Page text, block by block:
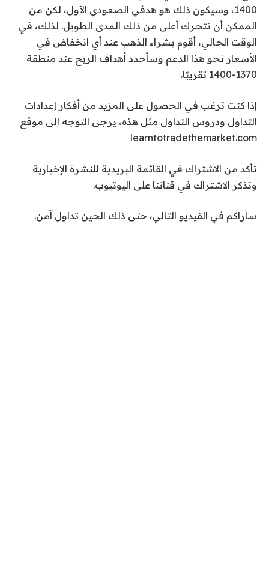
1400، وسيكون ذلك هو هدفي الصعودي الأول، لكن من
الممكن أن نتحرك أعلى من ذلك المدى الطويل. لذلك، في
الوقت الحالي، أقوم بشراء الذهب عند أي انخفاض في
الأسعار نحو هذا الدعم وسأحدد أهداف الربح عند منطقة
1370-1400 تقريبًا.
إذا كنت ترغب في الحصول على المزيد من أفكار إعدادات
التداول ودروس التداول مثل هذه، يرجى التوجه إلى موقع
learntotradethemarket.com
تأكد من الاشتراك في القائمة البريدية للنشرة الإخبارية
وتذكر الاشتراك في قناتنا على اليوتيوب.
سأراكم في الفيديو التالي، حتى ذلك الحين تداول آمن.